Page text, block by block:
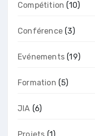
Compétition (10)
Conférence (3)
Evénements (19)
Formation (5)
JIA (6)